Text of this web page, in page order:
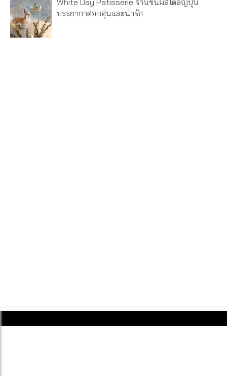
บรรยากาศอบอุ่นและน่ารัก